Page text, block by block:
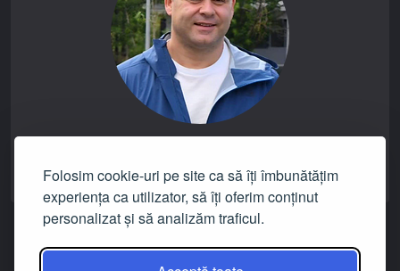
Folosim cookie-uri pe site ca să îți îmbunătățim
experiența ca utilizator, să îți oferim conținut
personalizat și să analizăm traficul.
NICIUNUL